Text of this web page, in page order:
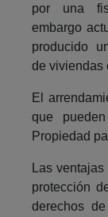
por una
embargo
producido
de viviendas
El
que
Propiedad
Las
protección
derechos